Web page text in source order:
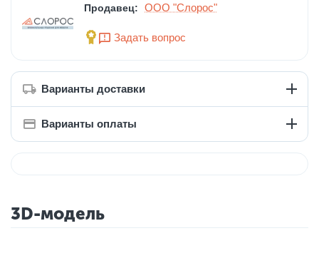
Продавец: ООО "Слорос"
Задать вопрос
Варианты доставки
Варианты оплаты
3D-модель